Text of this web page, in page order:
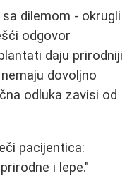
dilemom - okrugli
odgovor
daju prirodniji
dovoljno
odluka zavisi od
pacijentica:
i lepe."